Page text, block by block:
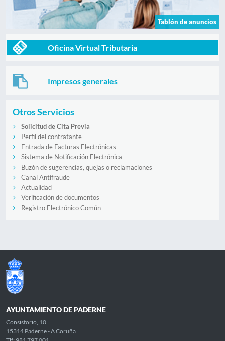
Tablón de anuncios
Oficina Virtual Tributaria
Impresos generales
Otros Servicios
Solicitud de Cita Previa
Perfil del contratante
Entrada de Facturas Electrónicas
Sistema de Notificación Electrónica
Buzón de sugerencias, quejas o reclamaciones
Canal Antifraude
Actualidad
Verificación de documentos
Registro Electrónico Común
AYUNTAMIENTO DE PADERNE
Consistorio, 10
15314 Paderne - A Coruña